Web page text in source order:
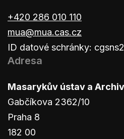
+420 286 010 110
mua@mua.cas.cz
ID datové schránky:
Adresa
Masarykův ústav a Archiv
Gabčíkova 2362/10
Praha 8
182 00